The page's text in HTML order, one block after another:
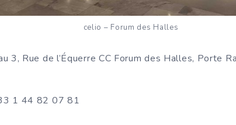
celio – Forum des Halles
3, Rue de l’Équerre CC Forum des Halles, Porte
1 44 82 07 81